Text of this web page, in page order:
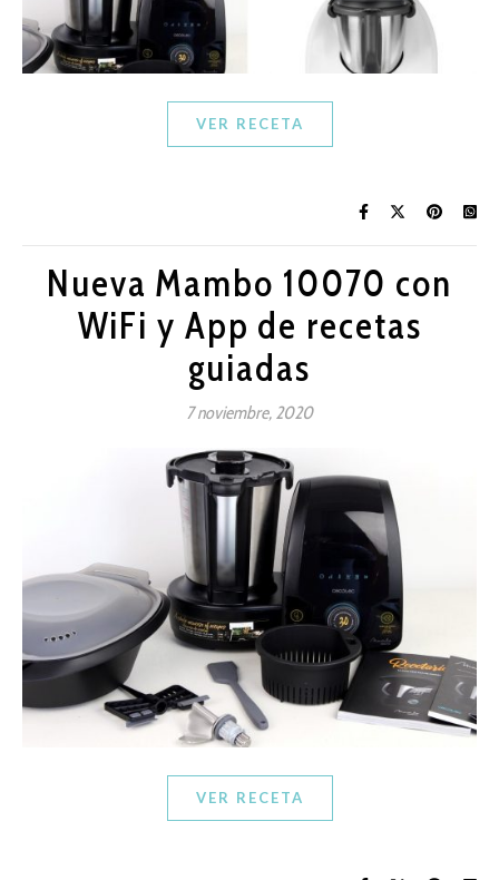
VER RECETA
Nueva Mambo 10070 con
WiFi y App de recetas
guiadas
7 noviembre, 2020
VER RECETA